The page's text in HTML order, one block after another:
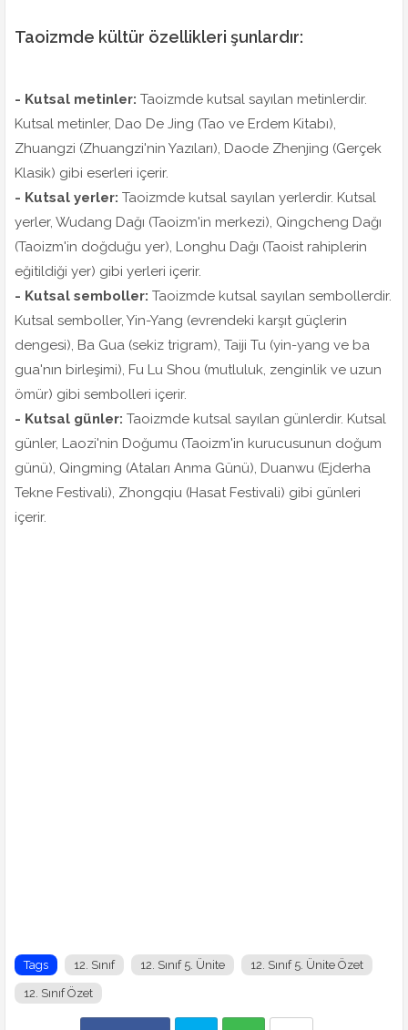
Taoizmde kültür özellikleri şunlardır:
- Kutsal metinler: Taoizmde kutsal sayılan metinlerdir.
Kutsal metinler, Dao De Jing (Tao ve Erdem Kitabı),
Zhuangzi (Zhuangzi'nin Yazıları), Daode Zhenjing (Gerçek
Klasik) gibi eserleri içerir.
- Kutsal yerler: Taoizmde kutsal sayılan yerlerdir. Kutsal
yerler, Wudang Dağı (Taoizm'in merkezi), Qingcheng Dağı
(Taoizm'in doğduğu yer), Longhu Dağı (Taoist rahiplerin
eğitildiği yer) gibi yerleri içerir.
- Kutsal semboller: Taoizmde kutsal sayılan sembollerdir.
Kutsal semboller, Yin-Yang (evrendeki karşıt güçlerin
dengesi), Ba Gua (sekiz trigram), Taiji Tu (yin-yang ve ba
gua'nın birleşimi), Fu Lu Shou (mutluluk, zenginlik ve uzun
ömür) gibi sembolleri içerir.
- Kutsal günler: Taoizmde kutsal sayılan günlerdir. Kutsal
günler, Laozi'nin Doğumu (Taoizm'in kurucusunun doğum
günü), Qingming (Ataları Anma Günü), Duanwu (Ejderha
Tekne Festivali), Zhongqiu (Hasat Festivali) gibi günleri
içerir.
Tags 12. Sınıf 12. Sınıf 5. Ünite 12. Sınıf 5. Ünite Özet
12. Sınıf Özet